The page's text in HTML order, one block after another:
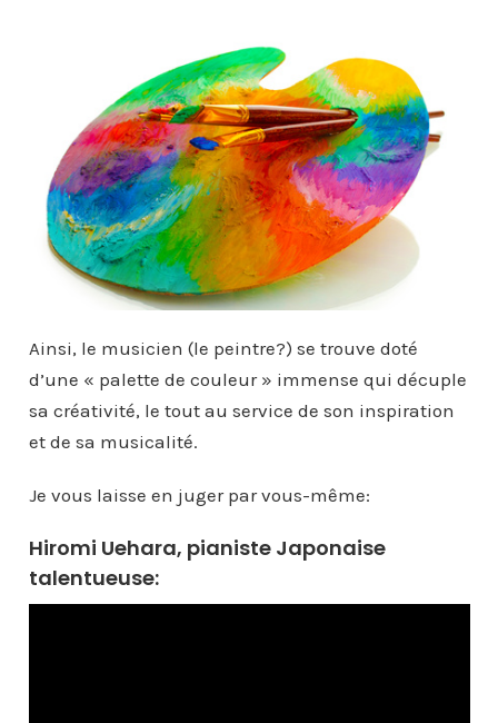
Ainsi, le musicien (le peintre?) se trouve doté
d’une « palette de couleur » immense qui décuple
sa créativité, le tout au service de son inspiration
et de sa musicalité.
Je vous laisse en juger par vous-même:
Hiromi Uehara, pianiste Japonaise
talentueuse: